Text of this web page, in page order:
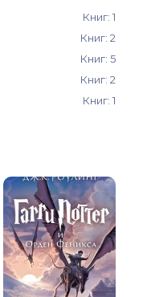
Книг: 1
Книг: 2
Книг: 5
Книг: 2
Книг: 1